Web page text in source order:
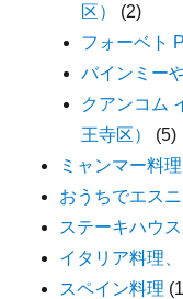
区）
(2)
フォーベト
バインミー
クアンコム
王寺区）
(5)
ミャンマー料理
おうちでエス
ステーキハウ
イタリア料理
スペイン料理